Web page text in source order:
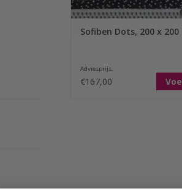
Sofiben Dots, 200 x 200
Adviesprijs:
€167,00